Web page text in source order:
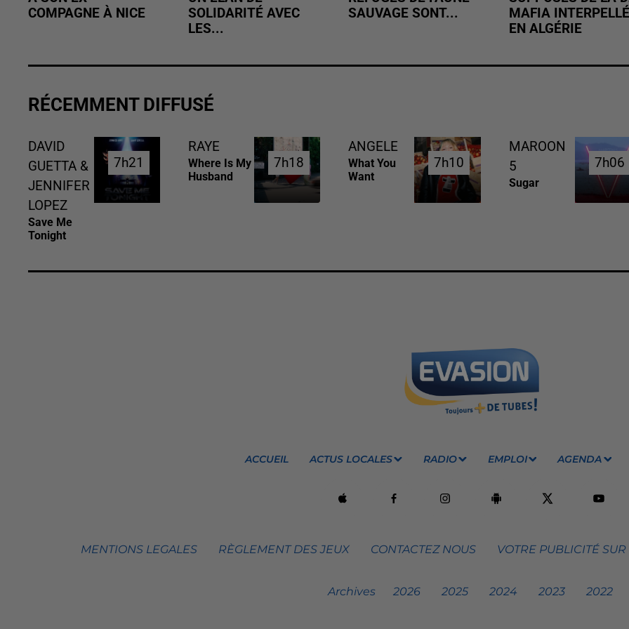
COMPAGNE À NICE
SOLIDARITÉ AVEC
LES...
SAUVAGE SONT...
MAFIA INTERPELLÉ
EN ALGÉRIE
RÉCEMMENT DIFFUSÉ
DAVID
GUETTA &
JENNIFER
LOPEZ
Save Me
Tonight
7h21
7h21
RAYE
Where Is My
Husband
7h18
7h18
ANGELE
What You
Want
7h10
7h10
MAROON
5
Sugar
7h06
7h06
ACCUEIL ACTUS LOCALES RADIO EMPLOI AGENDA
MENTIONS LEGALES RÈGLEMENT DES JEUX CONTACTEZ NOUS VOTRE PUBLICITÉ
Archives 2026 2025 2024 2023 2022